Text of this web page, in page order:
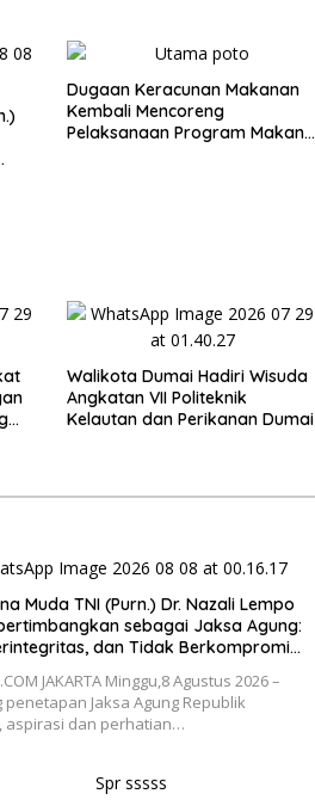
Dugaan Keracunan Makanan
Kembali Mencoreng
Pelaksanaan Program Makan
Walikota Dumai Hadiri Wisuda
Angkatan VII Politeknik
Kelautan dan Perikanan Dumai
Muda TNI (Purn.) Dr. Nazali Lempo
sebagai Jaksa Agung:
dan Tidak Berkompromi
JAKARTA Minggu,8 Agustus 2026 –
penetapan Jaksa Agung Republik
aspirasi dan perhatian…